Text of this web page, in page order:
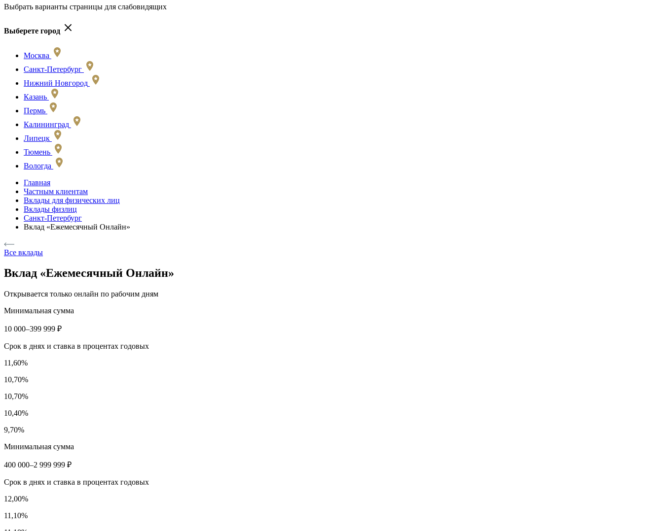
Выбрать варианты страницы для слабовидящих
Выберете город
Москва
Санкт-Петербург
Нижний Новгород
Казань
Пермь
Калининград
Липецк
Тюмень
Вологда
Главная
Частным клиентам
Вклады для физических лиц
Вклады физлиц
Санкт-Петербург
Вклад «Ежемесячный Онлайн»
Все вклады
Вклад «Ежемесячный Онлайн»
Открывается только онлайн по рабочим дням
Минимальная сумма
10 000–399 999 ₽
Срок в днях и ставка в процентах годовых
11,60%
10,70%
10,70%
10,40%
9,70%
Минимальная сумма
400 000–2 999 999 ₽
Срок в днях и ставка в процентах годовых
12,00%
11,10%